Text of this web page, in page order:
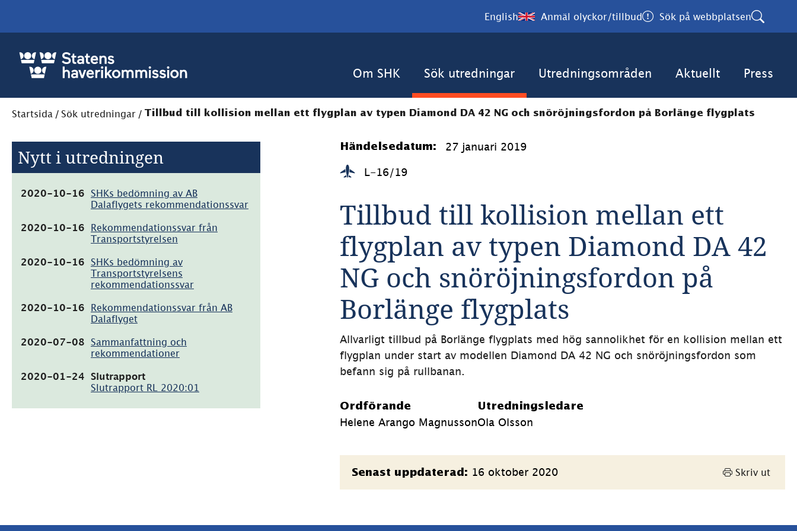
English Anmäl olyckor/tillbud Sök på webbplatsen
Om SHK Sök utredningar Utredningsområden Aktuellt Press
Startsida / Sök utredningar / Tillbud till kollision mellan ett flygplan av typen Diamond DA 42 NG och snöröjningsfordon på Borlänge flygplats
Nytt i utredningen
2020-10-16
SHKs bedömning av AB
Dalaflygets rekommendationssvar
(pdf,
2020-10-16
Rekommendationssvar från
Transportstyrelsen
(pdf,
2020-10-16
SHKs bedömning av
Transportstyrelsens
rekommendationssvar
(pdf,
2020-10-16
Rekommendationssvar från AB
Dalaflyget
(pdf,
2020-07-08
Sammanfattning och
rekommendationer
(pdf,
2020-01-24
Slutrapport
Slutrapport RL 2020:01
(pdf,
Händelsedatum: 27 januari 2019
L-16/19
Tillbud till kollision mellan ett
flygplan av typen Diamond DA 42
NG och snöröjningsfordon på
Borlänge flygplats
Allvarligt tillbud på Borlänge flygplats med hög sannolikhet för en kollision mellan ett
flygplan under start av modellen Diamond DA 42 NG och snöröjningsfordon som
befann sig på rullbanan.
Ordförande
Helene Arango Magnusson
Utredningsledare
Ola Olsson
Sidinformation
Senast uppdaterad: 16 oktober 2020 Skriv ut